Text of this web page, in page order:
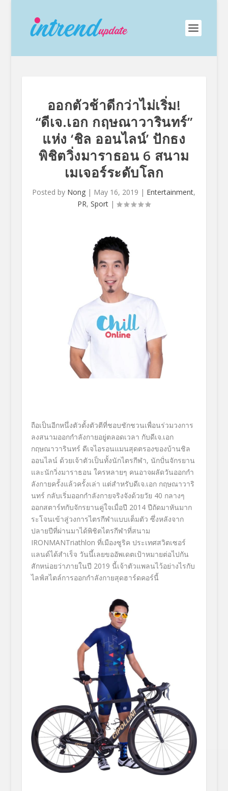
ออกตัวช้าดีกว่าไม่เริ่ม!
“ดีเจ.เอก กฤษณาวารินทร์”
แห่ง ‘ชิล ออนไลน์’ ปักธง
พิชิตวิ่งมาราธอน 6 สนาม
เมเจอร์ระดับโลก
Posted by Nong | May 16, 2019 | Entertainment,
PR,Sport |
ถือเป็นอีกหนึ่งตัวตั้งตัวตีที่ชอบชักชวนเพื่อนร่วมวงการ
ลงสนามออกกำลังกายอยู่ตลอดเวลา กับดีเจ.เอก
กฤษณาวารินทร์ ดีเจไอรอนแมนสุดตรองของบ้านชิล
ออนไลน์ ด้วยเจ้าตัวเป็นทั้งนักไตรกีฬา, นักปั่นจักรยาน
และนักวิ่งมาราธอน ใครหลายๆ คนอาจผลัดวันออกกำ
ลังกายครั้งแล้วครั้งเล่า แต่สำหรับดีเจ.เอก กฤษณาวาริ
นทร์ กลับเริ่มออกกำลังกายจริงจังด้วยวัย 40 กลางๆ
ออกสตาร์ทกับจักรยานคู่ใจเมื่อปี 2014 ปีถัดมาหันมาก
ระโจนเข้าสู่วงการไตรกีฬาแบบเต็มตัว ซึ่งหลังจาก
ปลายปีที่ผ่านมาได้พิชิตไตรกีฬาที่สนาม
IRONMANTriathlon ที่เมืองซูริค ประเทศสวิตเซอร์
แลนด์ได้สำเร็จ วันนึ้เลยขออัพเดตเป้าหมายต่อไปกัน
สักหน่อยว่าภายในปี 2019 นี้เจ้าตัวแพลนไว้อย่างไรกับ
ไลฟ์สไตล์การออกกำลังกายสุดฮาร์ดคอร์นี้